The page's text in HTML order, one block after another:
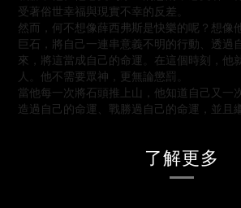
受著俗世幸福與現實不幸的反差。
然而，何不想像薛西弗斯是快樂的呢？想像
巨石，將自己一連串意義不明的行動、透過
來，將這當成自己的命運。在這個時刻，他
人。他不需要眾神，更無論懲罰。
當他每一次將石頭推上山，他知道自己又一
造過自己的命運、戰勝過自己的命運，並且
了解更多